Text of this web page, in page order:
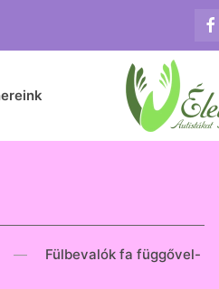
Fülbevalók fa függővel-